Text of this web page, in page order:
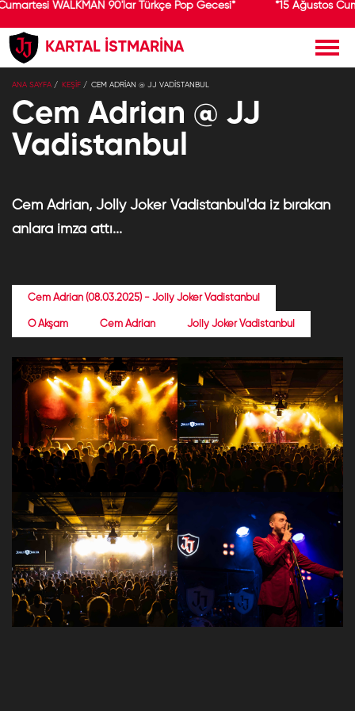
WALKMAN 90'lar Türkçe Pop Gecesi* *15 Ağustos
KARTAL İSTMARİNA
ANA SAYFA KEŞİF CEM ADRIAN @ JJ VADISTANBUL
Cem Adrian @ JJ
Vadistanbul
Cem Adrian, Jolly Joker Vadistanbul'da iz bırakan
anlara imza attı...
Cem Adrian (08.03.2025) - Jolly Joker Vadistanbul
O Akşam Cem Adrian Jolly Joker Vadistanbul